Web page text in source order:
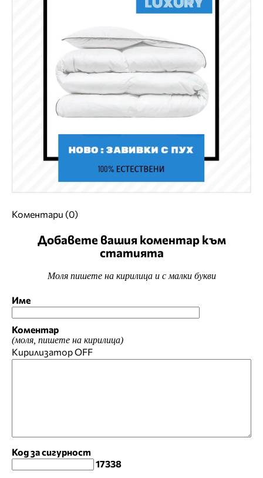
Коментари (0)
Добавете вашия коментар към
статията
Моля пишете на кирилица и с малки букви
Име
Коментар
(моля, пишете на кирилица)
КирилизаторOFF
Код за сигурност
17338